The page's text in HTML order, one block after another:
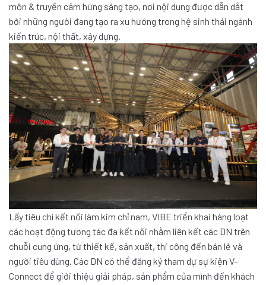
môn & truyền cảm hứng sáng tạo, nơi nội dung được dẫn dắt
bởi những người đang tạo ra xu hướng trong hệ sinh thái ngành
kiến trúc, nội thất, xây dựng.
Lấy tiêu chí kết nối làm kim chỉ nam, VIBE triển khai hàng loạt
các hoạt động tương tác đa kết nối nhằm liên kết các DN trên
chuỗi cung ứng, từ thiết kế, sản xuất, thi công đến bán lẻ và
người tiêu dùng. Các DN có thể đăng ký tham dự sự kiện V-
Connect để giới thiệu giải pháp, sản phẩm của mình đến khách